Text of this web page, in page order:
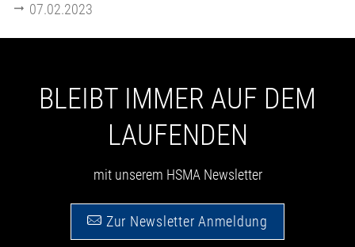
07.02.2023
BLEIBT IMMER AUF DEM
LAUFENDEN
mit unserem HSMA Newsletter
Zur Newsletter Anmeldung